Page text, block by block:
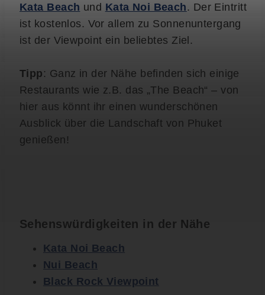
Kata Beach und Kata Noi Beach. Der Eintritt
ist kostenlos. Vor allem zu Sonnenuntergang
ist der Viewpoint ein beliebtes Ziel.
Tipp : Ganz in der Nähe befinden sich einige
Restaurants wie z.B. das „The Beach“ – von
hier aus könnt ihr einen wunderschönen
Ausblick über die Landschaft von Phuket
genießen!
Sehenswürdigkeiten in der Nähe
Kata Noi Beach
Nui Beach
Black Rock Viewpoint